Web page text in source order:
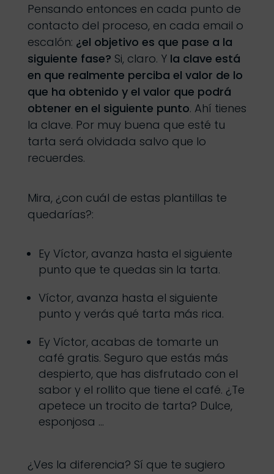
Pensando entonces en cada punto de
contacto del proceso, en cada email o
escalón: ¿el objetivo es que pase a la
siguiente fase? Si, claro. Y la clave está
en que realmente perciba el valor de lo
que ha obtenido y el valor que podrá
obtener en el siguiente punto. Ahí tienes
la clave. Por muy buena que esté tu
tarta será olvidada salvo que lo
recuerdes.
Mira, ¿con cuál de estas plantillas te
quedarías?:
Ey Víctor, avanza hasta el siguiente
punto que te quedas sin la tarta.
Víctor, avanza hasta el siguiente
punto y verás qué tarta más rica.
Ey Víctor, acabas de tomarte un
café gratis. Seguro que estás más
despierto, que has disfrutado con el
sabor y el rollito que tiene el café. ¿Te
apetece un trocito de tarta? Dulce,
esponjosa …
¿Ves la diferencia? Sí que te sugiero